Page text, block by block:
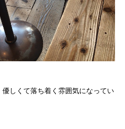
しくて落ち着く雰囲気になってい